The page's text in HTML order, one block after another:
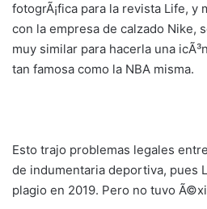
fotogrÃ¡fica para la revista Life, y
con la empresa de calzado Nike,
muy similar para hacerla una
tan famosa como la NBA misma.
Esto trajo problemas legales
de indumentaria deportiva, pues
plagio en 2019. Pero no tuvo